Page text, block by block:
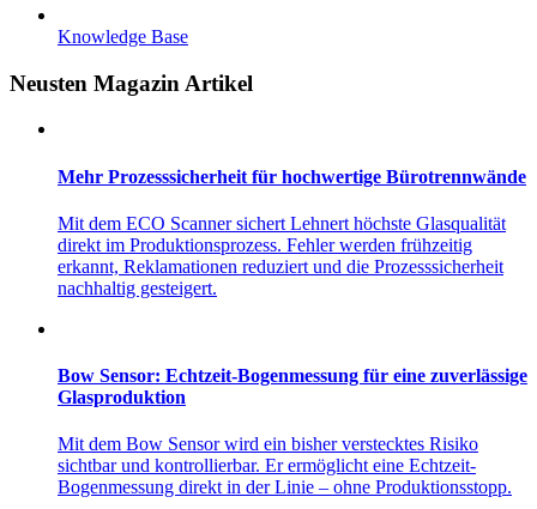
Knowledge Base
Neusten Magazin Artikel
Mehr Prozesssicherheit für hochwertige Bürotrennwände
Mit dem ECO Scanner sichert Lehnert höchste Glasqualität
direkt im Produktionsprozess. Fehler werden frühzeitig
erkannt, Reklamationen reduziert und die Prozesssicherheit
nachhaltig gesteigert.
Bow Sensor: Echtzeit-Bogenmessung für eine zuverlässige
Glasproduktion
Mit dem Bow Sensor wird ein bisher verstecktes Risiko
sichtbar und kontrollierbar. Er ermöglicht eine Echtzeit-
Bogenmessung direkt in der Linie – ohne Produktionsstopp.